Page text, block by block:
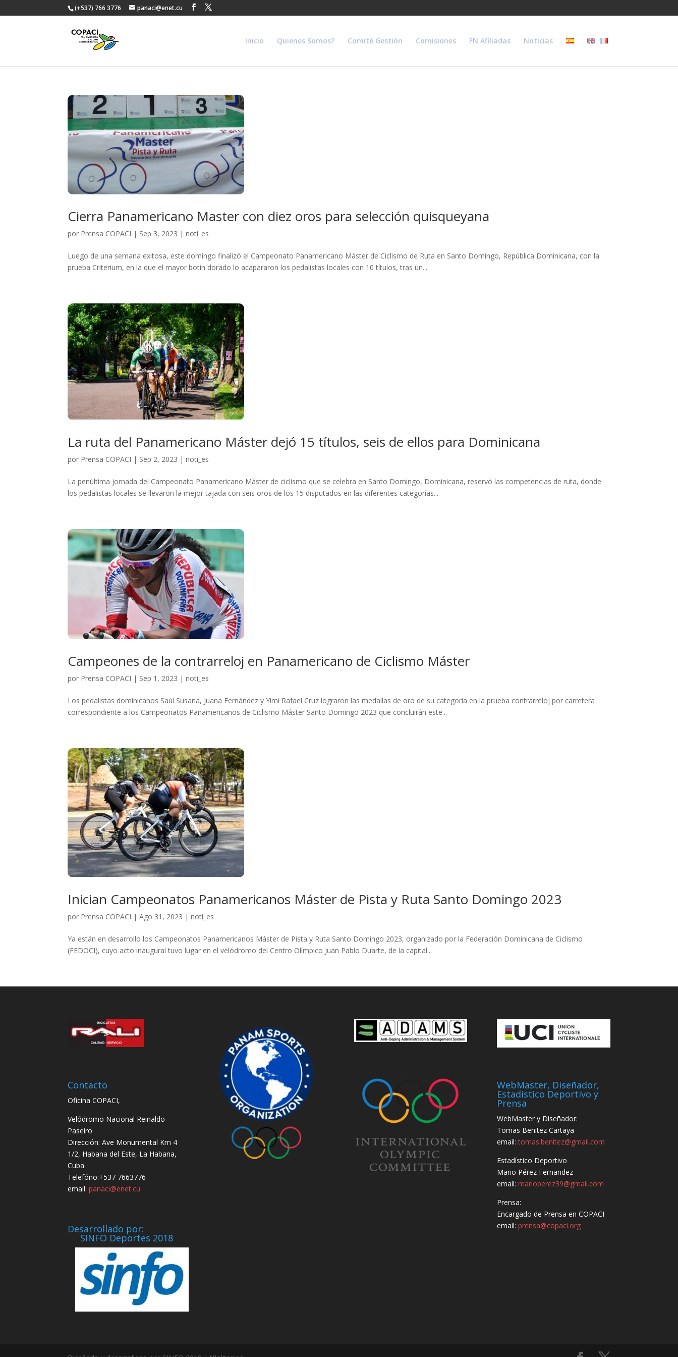
(+537) 766 3776 panaci@enet.cu
Inicio Quienes Somos? Comité Gestión Comisiones FN Afiliadas Noticias
Cierra Panamericano Master con diez oros para selección quisqueyana
por Prensa COPACI | Sep 3, 2023 |noti_es
Luego de una semana exitosa, este domingo finalizó el Campeonato Panamericano Máster de Ciclismo de Ruta en Santo Domingo, República Dominicana, con la
prueba Criterium, en la que el mayor botín dorado lo acapararon los pedalistas locales con 10 títulos, tras un...
La ruta del Panamericano Máster dejó 15 títulos, seis de ellos para Dominicana
por Prensa COPACI | Sep 2, 2023 |noti_es
La penúltima jornada del Campeonato Panamericano Máster de ciclismo que se celebra en Santo Domingo, Dominicana, reservó las competencias de ruta, donde
los pedalistas locales se llevaron la mejor tajada con seis oros de los 15 disputados en las diferentes categorías...
Campeones de la contrarreloj en Panamericano de Ciclismo Máster
por Prensa COPACI | Sep 1, 2023 |noti_es
Los pedalistas dominicanos Saúl Susana, Juana Fernández y Yimi Rafael Cruz lograron las medallas de oro de su categoría en la prueba contrarreloj por carretera
correspondiente a los Campeonatos Panamericanos de Ciclismo Máster Santo Domingo 2023 que concluirán este...
Inician Campeonatos Panamericanos Máster de Pista y Ruta Santo Domingo 2023
por Prensa COPACI |Ago 31, 2023 |noti_es
Ya están en desarrollo los Campeonatos Panamericanos Máster de Pista y Ruta Santo Domingo 2023, organizado por la Federación Dominicana de Ciclismo
(FEDOCI), cuyo acto inaugural tuvo lugar en el velódromo del Centro Olímpico Juan Pablo Duarte, de la capital...
Contacto
Oficina COPACI,
Velódromo Nacional Reinaldo
Paseiro
Dirección: Ave Monumental Km 4
1/2, Habana del Este, La Habana,
Cuba
Telefóno:+537 7663776
email:panaci@enet.cu
Desarrollado por:
SINFO Deportes 2018
WebMaster, Diseñador,
Estadistico Deportivo y
Prensa
WebMaster y Diseñador:
Tomas Benitez Cartaya
email:tomas.benitez@gmail.com
Estadístico Deportivo
Mario Pérez Fernandez
email:marioperez39@gmail.com
Prensa:
Encargado de Prensa en COPACI
email:prensa@copaci.org